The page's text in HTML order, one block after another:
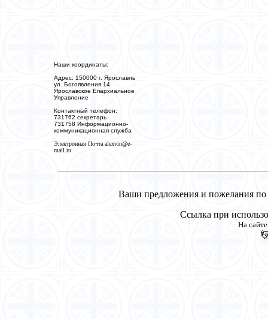
Наши координаты:
Адрес: 150000 г. Ярославль
ул. Богоявления 14
Ярославское Епархиальное
Управление
Контактный телефон:
731762 секретарь
731758 Информационно-
коммуникационная служба
Электронная Почта alexvin@e-
mail.ru
Ваши предложения и пожелания по
Ссылка при
На